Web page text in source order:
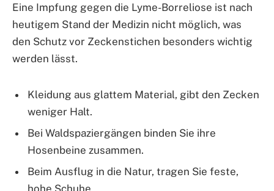
Eine Impfung gegen die Lyme-Borreliose ist nach
heutigem Stand der Medizin nicht möglich, was
den Schutz vor Zeckenstichen besonders wichtig
werden lässt.
Kleidung aus glattem Material, gibt den Zecken
weniger Halt.
Bei Waldspaziergängen binden Sie ihre
Hosenbeine zusammen.
Beim Ausflug in die Natur, tragen Sie feste,